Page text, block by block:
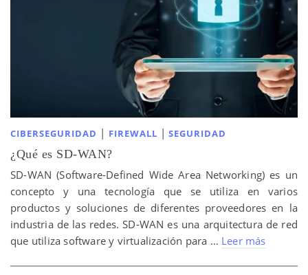
CIBERSEGURIDAD | FIREWALL |SEGURIDAD
¿Qué es SD-WAN?
SD-WAN (Software-Defined Wide Area Networking) es un
concepto y una tecnología que se utiliza en varios
productos y soluciones de diferentes proveedores en la
industria de las redes. SD-WAN es una arquitectura de red
que utiliza software y virtualización para … Leer más